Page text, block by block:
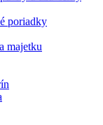
poriadky
majetku